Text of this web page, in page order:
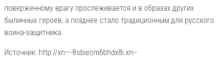
поверженному врагу прослеживается и в образах других
былинных героев, а позднее стало традиционным для русского
воина-защитника.
Источник: http://xn—-8sbiecm6bhdx8i.xn--